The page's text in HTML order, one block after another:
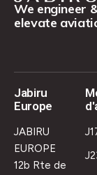
We engineer
elevate
Jabiru
Europe
JABIRU
EUROPE
12b Rte de